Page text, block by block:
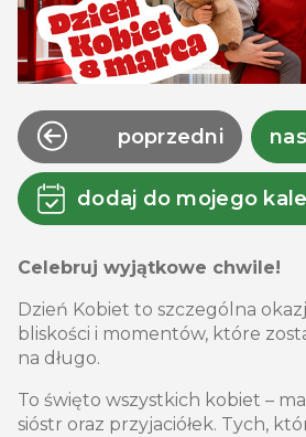
poprzedni
dodaj do mojego
Celebruj wyjątkowe chwile!
Dzień Kobiet to szczególna
bliskości i momentów, które
na długo.
To święto wszystkich kobiet –
sióstr oraz przyjaciółek. Tych,